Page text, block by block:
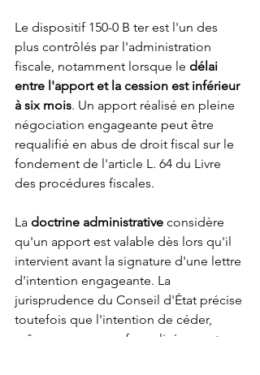
Le dispositif 150-0 B ter est l'un des
plus contrôlés par l'administration
fiscale, notamment lorsque le délai
entre l'apport et la cession est inférieur
à six mois. Un apport réalisé en pleine
négociation engageante peut être
requalifié en abus de droit fiscal sur le
fondement de l'article L. 64 du Livre
des procédures fiscales.
La doctrine administrative considère
qu'un apport est valable dès lors qu'il
intervient avant la signature d'une lettre
d'intention engageante. La
jurisprudence du Conseil d'État précise
toutefois que l'intention de céder,
même non encore formalisée, peut